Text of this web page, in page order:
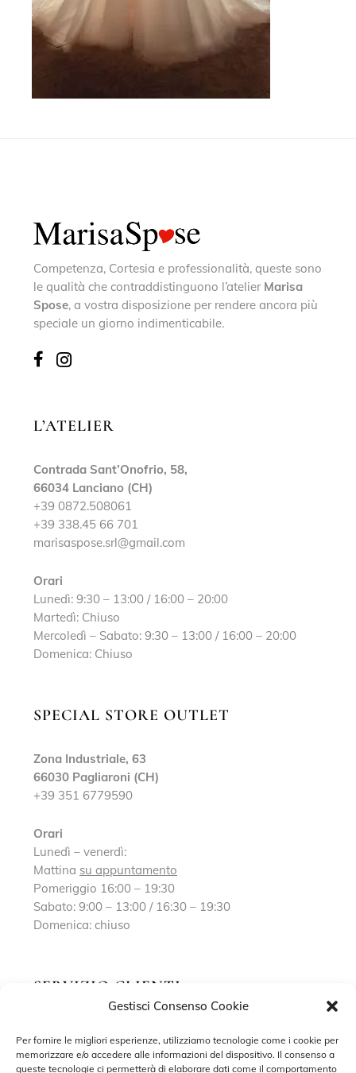
Gestisci Consenso Cookie
Per fornire le migliori esperienze, utilizziamo tecnologie come i cookie per
memorizzare e/o accedere alle informazioni del dispositivo. Il consenso a
queste tecnologie ci permetterà di elaborare dati come il comportamento
Competenza, Cortesia e professionalità, queste sono
le qualità che contraddistinguono l’atelier Marisa
Spose, a vostra disposizione per rendere ancora più
speciale un giorno indimenticabile.
L’ATELIER
Contrada Sant’Onofrio, 58,
66034 Lanciano (CH)
+39 0872.508061
+39 338.45 66 701
marisaspose.srl@gmail.com
Orari
Lunedì: 9:30 – 13:00 / 16:00 – 20:00
Martedì: Chiuso
Mercoledì – Sabato: 9:30 – 13:00 / 16:00 – 20:00
Domenica: Chiuso
SPECIAL STORE OUTLET
Zona Industriale, 63
66030 Pagliaroni (CH)
+39 351 6779590
Orari
Lunedì – venerdì:
Mattina su appuntamento
Pomeriggio 16:00 – 19:30
Sabato: 9:00 – 13:00 / 16:30 – 19:30
Domenica: chiuso
SERVIZIO CLIENTI
Contatti